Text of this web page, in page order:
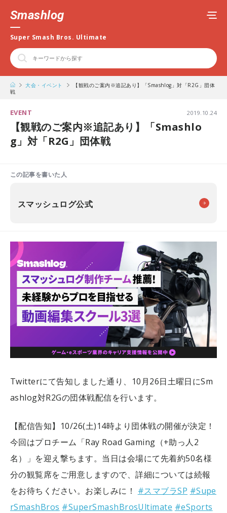
Smashlog
Super Smash Bros. Ultimate
大会・イベント
【観戦のご案内※追記あり】「Smashlog」対「R2G」団体
戦
EVENT 2019.10.24
【観戦のご案内※追記あり】「Smashlo
g」対「R2G」団体戦
この記事を書いた人
スマッシュログ公式
Twitterにて告知しました通り、10月26日土曜日にSm
ashlog対R2Gの団体戦配信を行います。
【配信告知】10/26(土)14時より団体戦の開催が決定！
今回はプロチーム「Ray Road Gaming（+助っ人2
名）」を迎え撃ちます。当日は会場にて先着約50名様
分の観覧席をご用意しますので、詳細については続報
をお待ちください。お楽しみに！ #スマブラSP #Supe
rSmashBros #SuperSmashBrosUltimate #eSports